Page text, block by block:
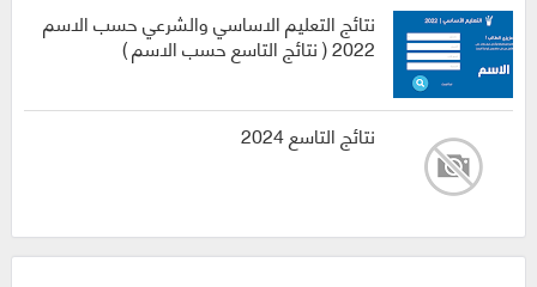
نتائج التعليم الاساسي والشرعي حسب الاسم
2022 ( نتائج التاسع حسب الاسم )
نتائج التاسع 2024